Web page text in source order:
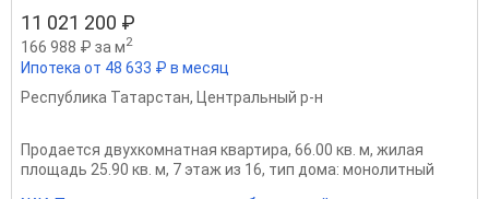
11 021 200 ₽
166 988 ₽ за м2
Ипотека от 48 633 ₽ в месяц
Республика Татарстан, Центральный р-н
Продается двухкомнатная квартира, 66.00 кв. м, жилая
площадь 25.90 кв. м, 7 этаж из 16, тип дома: монолитный